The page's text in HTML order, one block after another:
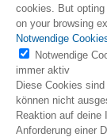
cookies. But
on your browsing
Notwendige
Notwendige
immer aktiv
Diese Cookies
können nicht
Reaktion auf
Anforderung einer